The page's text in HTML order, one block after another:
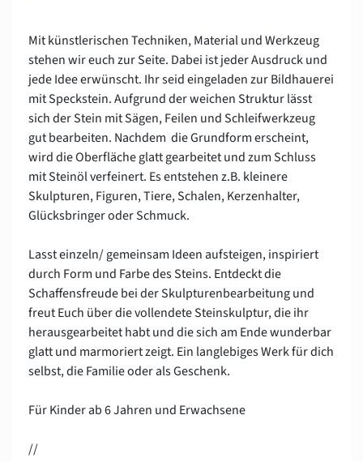
Mit künstlerischen Techniken, Material und Werkzeug
stehen wir euch zur Seite. Dabei ist jeder Ausdruck und
jede Idee erwünscht. Ihr seid eingeladen zur Bildhauerei
mit Speckstein. Aufgrund der weichen Struktur lässt
sich der Stein mit Sägen, Feilen und Schleifwerkzeug
gut bearbeiten. Nachdem die Grundform erscheint,
wird die Oberfläche glatt gearbeitet und zum Schluss
mit Steinöl verfeinert. Es entstehen z.B. kleinere
Skulpturen, Figuren, Tiere, Schalen, Kerzenhalter,
Glücksbringer oder Schmuck.
Lasst einzeln/ gemeinsam Ideen aufsteigen, inspiriert
durch Form und Farbe des Steins. Entdeckt die
Schaffensfreude bei der Skulpturenbearbeitung und
freut Euch über die vollendete Steinskulptur, die ihr
herausgearbeitet habt und die sich am Ende wunderbar
glatt und marmoriert zeigt. Ein langlebiges Werk für dich
selbst, die Familie oder als Geschenk.
Für Kinder ab 6 Jahren und Erwachsene
//